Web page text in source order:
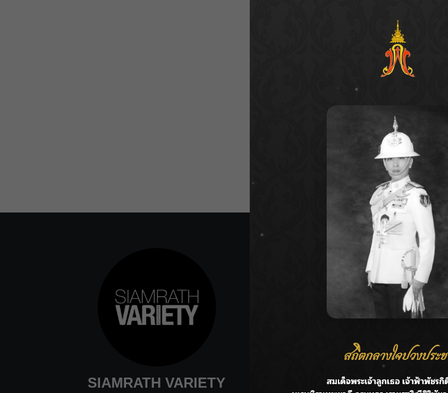
SIAMRATH VARIETY
กรมชลฯ รับฟังประชาชน ติดตามแก้ปัญหาโค
ลาโลกนี้ ให้ใส่บาตรสิ่งนั้นไว้ตอนยังมีชีวิต”
ราชเลขานุการในพระองค์ฯ ติดตามโครงการ
ทรายใต้ เสริมความมั่นคงน้ำเพชรบุรี